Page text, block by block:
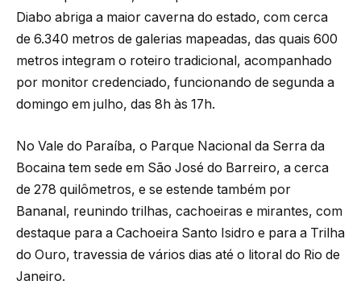
Diabo abriga a maior caverna do estado, com cerca
de 6.340 metros de galerias mapeadas, das quais 600
metros integram o roteiro tradicional, acompanhado
por monitor credenciado, funcionando de segunda a
domingo em julho, das 8h às 17h.
No Vale do Paraíba, o Parque Nacional da Serra da
Bocaina tem sede em São José do Barreiro, a cerca
de 278 quilômetros, e se estende também por
Bananal, reunindo trilhas, cachoeiras e mirantes, com
destaque para a Cachoeira Santo Isidro e para a Trilha
do Ouro, travessia de vários dias até o litoral do Rio de
Janeiro.